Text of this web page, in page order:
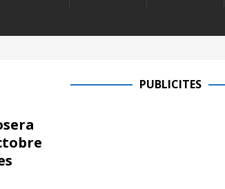
PUBLICITES